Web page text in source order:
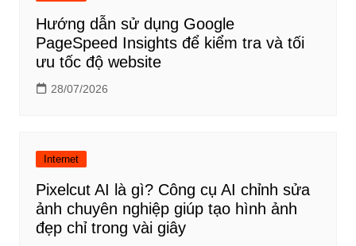
Hướng dẫn sử dụng Google
PageSpeed Insights để kiểm tra và tối
ưu tốc độ website
28/07/2026
Internet
Pixelcut AI là gì? Công cụ AI chỉnh sửa
ảnh chuyên nghiệp giúp tạo hình ảnh
đẹp chỉ trong vài giây